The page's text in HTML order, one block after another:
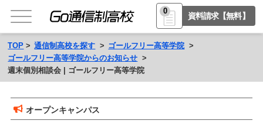
0
資料請求【無料】
TOP 通信制高校を探す
ゴールフリー高等学院
ゴールフリー高等学院からのお知らせ
週末個別相談会 | ゴールフリー高等学院
オープンキャンパス